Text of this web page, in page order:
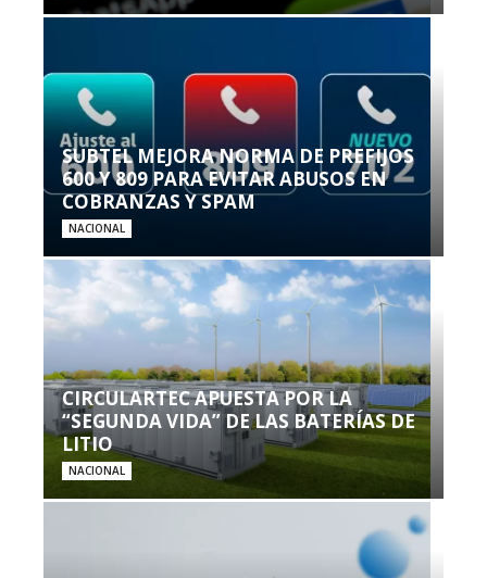
SUBTEL MEJORA NORMA DE PREFIJOS
600 Y 809 PARA EVITAR ABUSOS EN
COBRANZAS Y SPAM
NACIONAL
CIRCULARTEC APUESTA POR LA
“SEGUNDA VIDA” DE LAS BATERÍAS DE
LITIO
NACIONAL